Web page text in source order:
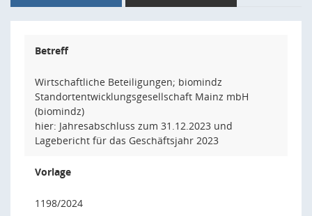
Betreff
Wirtschaftliche Beteiligungen; biomindz
Standortentwicklungsgesellschaft Mainz mbH
(biomindz)
hier: Jahresabschluss zum 31.12.2023 und
Lagebericht für das Geschäftsjahr 2023
Vorlage
1198/2024